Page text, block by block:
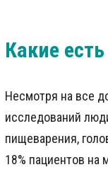
Какие
Несмотря на все
исследований
пищеварения,
18% пациентов на